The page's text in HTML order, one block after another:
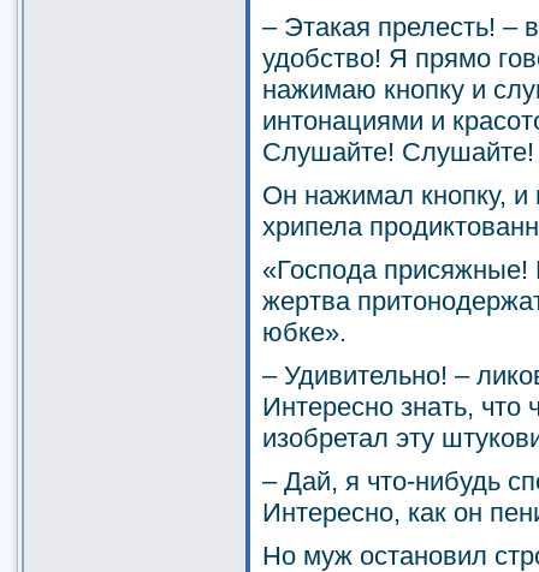
– Этакая прелесть! –
удобство! Я прямо
нажимаю кнопку и
интонациями и
Слушайте! Слушайте!
Он нажимал кнопку,
хрипела
«Господа присяжные!
жертва
юбке».
– Удивительно! –
Интересно знать, что
изобретал эту
– Дай, я что-нибудь
Интересно, как он
Но муж остановил